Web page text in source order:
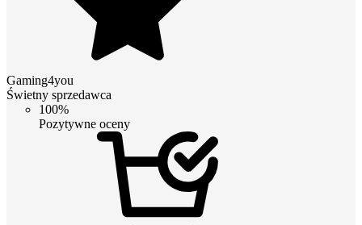
Gaming4you
Świetny sprzedawca
100%
Pozytywne oceny